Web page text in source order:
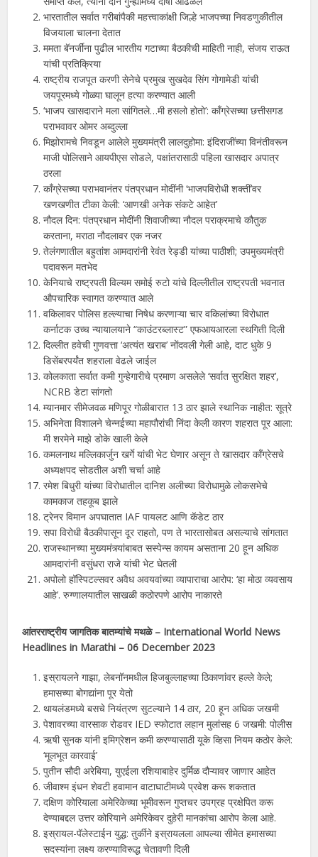
भारतातील सर्वात गरीबांपैकी महत्त्वाकांक्षी जिल्हे भाजपच्या निवडणुकीतील
विजयाला चालना देतात
ममता बॅनर्जींना पुढील भारतीय गटाच्या बैठकीची माहिती नाही, संजय राऊत
यांची प्रतिक्रिया
राष्ट्रीय राजपूत करणी सेनेचे प्रमुख सुखदेव सिंग गोगामेडी यांची
जयपूरमध्ये गोळ्या घालून हत्या करण्यात आली
‘भाजप खासदाराने मला सांगितले…मी हसलो होतो’: काँग्रेसच्या छत्तीसगड
पराभवावर ओमर अब्दुल्ला
मिझोरामचे निवडून आलेले मुख्यमंत्री लालदुहोमा: इंदिराजींच्या विनंतीवरून
माजी पोलिसाने आयपीएस सोडले, पक्षांतरासाठी पहिला खासदार अपात्र
ठरला
काँग्रेसच्या पराभवानंतर पंतप्रधान मोदींनी ‘भाजपविरोधी शक्तीं’वर
खणखणीत टीका केली: ‘आणखी अनेक संकटे आहेत’
नौदल दिन: पंतप्रधान मोदींनी शिवाजीच्या नौदल पराक्रमाचे कौतुक
करताना, मराठा नौदलावर एक नजर
तेलंगणातील बहुतांश आमदारांनी रेवंत रेड्डी यांच्या पाठीशी; उपमुख्यमंत्री
पदावरून मतभेद
केनियाचे राष्ट्रपती विल्यम समोई रुटो यांचे दिल्लीतील राष्ट्रपती भवनात
औपचारिक स्वागत करण्यात आले
वकिलावर पोलिस हल्ल्याचा निषेध करणाऱ्या चार वकिलांच्या विरोधात
कर्नाटक उच्च न्यायालयाने “काउंटरब्लास्ट” एफआयआरला स्थगिती दिली
दिल्लीत हवेची गुणवत्ता ‘अत्यंत खराब’ नोंदवली गेली आहे, दाट धुके 9
डिसेंबरपर्यंत शहराला वेढले जाईल
कोलकाता सर्वात कमी गुन्हेगारीचे प्रमाण असलेले ‘सर्वात सुरक्षित शहर’,
NCRB डेटा सांगतो
म्यानमार सीमेजवळ मणिपूर गोळीबारात 13 ठार झाले स्थानिक नाहीत: सूत्रे
अभिनेता विशालने चेन्नईच्या महापौरांची निंदा केली कारण शहरात पूर आला:
मी शरमेने माझे डोके खाली केले
कमलनाथ मल्लिकार्जुन खर्गे यांची भेट घेणार असून ते खासदार काँग्रेसचे
अध्यक्षपद सोडतील अशी चर्चा आहे
रमेश बिधुरी यांच्या विरोधातील दानिश अलीच्या विरोधामुळे लोकसभेचे
कामकाज तहकूब झाले
ट्रेनर विमान अपघातात IAF पायलट आणि कॅडेट ठार
सपा विरोधी बैठकीपासून दूर राहतो, पण ते भारतासोबत असल्याचे सांगतात
राजस्थानच्या मुख्यमंत्र्यांबाबत सस्पेन्स कायम असताना 20 हून अधिक
आमदारांनी वसुंधरा राजे यांची भेट घेतली
अपोलो हॉस्पिटल्सवर अवैध अवयवांच्या व्यापाराचा आरोप: ‘हा मोठा व्यवसाय
आहे’. रुग्णालयातील साखळी कठोरपणे आरोप नाकारते
आंतरराष्ट्रीय जागतिक बातम्यांचे मथळे – International World News
Headlines in Marathi –06 December 2023
इस्रायलने गाझा, लेबनॉनमधील हिजबुल्लाहच्या ठिकाणांवर हल्ले केले;
हमासच्या बोगद्यांना पूर येतो
थायलंडमध्ये बसचे नियंत्रण सुटल्याने 14 ठार, 20 हून अधिक जखमी
पेशावरच्या वारसाक रोडवर IED स्फोटात लहान मुलांसह 6 जखमी: पोलीस
ऋषी सुनक यांनी इमिग्रेशन कमी करण्यासाठी यूके व्हिसा नियम कठोर केले:
‘मूलभूत कारवाई’
पुतीन सौदी अरेबिया, युएईला रशियाबाहेर दुर्मिळ दौऱ्यावर जाणार आहेत
जीवाश्म इंधन शेवटी हवामान वाटाघाटीमध्ये प्रवेश करू शकतात
दक्षिण कोरियाला अमेरिकेच्या भूमीवरून गुप्तचर उपग्रह प्रक्षेपित करू
देण्याबद्दल उत्तर कोरियाने अमेरिकेवर दुहेरी मानकांचा आरोप केला आहे.
इस्रायल-पॅलेस्टाईन युद्ध: तुर्कीने इस्रायलला आपल्या सीमेत हमासच्या
सदस्यांना लक्ष्य करण्याविरूद्ध चेतावणी दिली